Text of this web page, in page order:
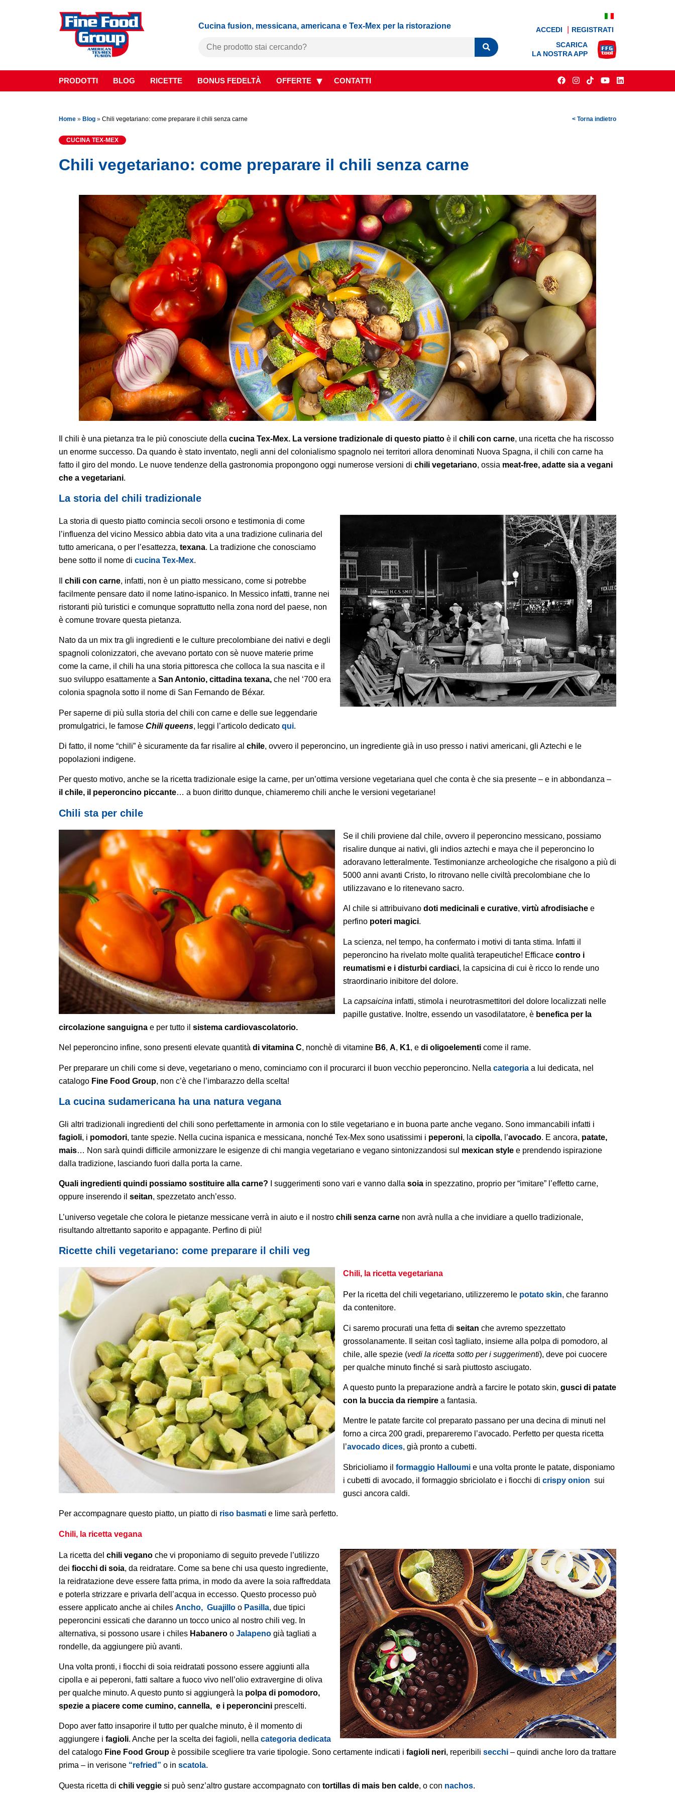
Cucina fusion, messicana, americana e Tex-Mex per la ristorazione ACCEDI
REGISTRATI
SCARICA
LA NOSTRA APP
PRODOTTI BLOG RICETTE BONUS FEDELTÀ OFFERTE CONTATTI
Home » Blog » Chili vegetariano: come preparare il chili senza carne < Torna indietro
CUCINA TEX-MEX
Chili vegetariano: come preparare il chili senza carne
Il chili è una pietanza tra le più conosciute della cucina Tex-Mex. La versione tradizionale di questo piatto è il chili con carne, una ricetta che ha riscosso
un enorme successo. Da quando è stato inventato, negli anni del colonialismo spagnolo nei territori allora denominati Nuova Spagna, il chili con carne ha
fatto il giro del mondo. Le nuove tendenze della gastronomia propongono oggi numerose versioni di chili vegetariano, ossia meat-free, adatte sia a vegani
che a vegetariani.
La storia del chili tradizionale
La storia di questo piatto comincia secoli orsono e testimonia di come
l’influenza del vicino Messico abbia dato vita a una tradizione culinaria del
tutto americana, o per l’esattezza, texana. La tradizione che conosciamo
bene sotto il nome di cucina Tex-Mex.
chili con carne, infatti, non è un piatto messicano, come si potrebbe
facilmente pensare dato il nome latino-ispanico. In Messico infatti, tranne nei
ristoranti più turistici e comunque soprattutto nella zona nord del paese, non
è comune trovare questa pietanza.
Nato da un mix tra gli ingredienti e le culture precolombiane dei nativi e degli
spagnoli colonizzatori, che avevano portato con sè nuove materie prime
come la carne, il chili ha una storia pittoresca che colloca la sua nascita e il
suo sviluppo esattamente a San Antonio, cittadina texana, che nel ‘700 era
colonia spagnola sotto il nome di San Fernando de Béxar.
Per saperne di più sulla storia del chili con carne e delle sue leggendarie
promulgatrici, le famose Chili queens, leggi l’articolo dedicato qui.
Di fatto, il nome “chili” è sicuramente da far risalire al chile, ovvero il peperoncino, un ingrediente già in uso presso i nativi americani, gli Aztechi e le
popolazioni indigene.
Per questo motivo, anche se la ricetta tradizionale esige la carne, per un’ottima versione vegetariana quel che conta è che sia presente – e in abbondanza –
il chile, il peperoncino piccante… a buon diritto dunque, chiameremo chili anche le versioni vegetariane!
Chili sta per chile
Se il chili proviene dal chile, ovvero il peperoncino messicano, possiamo
risalire dunque ai nativi, gli indios aztechi e maya che il peperoncino lo
adoravano letteralmente. Testimonianze archeologiche che risalgono a più di
5000 anni avanti Cristo, lo ritrovano nelle civiltà precolombiane che lo
utilizzavano e lo ritenevano sacro.
Al chile si attribuivano doti medicinali e curative, virtù afrodisiache e
perfino poteri magici.
La scienza, nel tempo, ha confermato i motivi di tanta stima. Infatti il
peperoncino ha rivelato molte qualità terapeutiche! Efficace contro i
reumatismi e i disturbi cardiaci, la capsicina di cui è ricco lo rende uno
straordinario inibitore del dolore.
La capsaicina infatti, stimola i neurotrasmettitori del dolore localizzati nelle
papille gustative. Inoltre, essendo un vasodilatatore, è benefica per la
circolazione sanguigna e per tutto il sistema cardiovascolatorio.
Nel peperoncino infine, sono presenti elevate quantità di vitamina C, nonchè di vitamine B6, A, K1, e di oligoelementi come il rame.
Per preparare un chili come si deve, vegetariano o meno, cominciamo con il procurarci il buon vecchio peperoncino. Nella categoria a lui dedicata, nel
catalogo Fine Food Group, non c’è che l’imbarazzo della scelta!
La cucina sudamericana ha una natura vegana
Gli altri tradizionali ingredienti del chili sono perfettamente in armonia con lo stile vegetariano e in buona parte anche vegano. Sono immancabili infatti i
fagioli, i pomodori, tante spezie. Nella cucina ispanica e messicana, nonché Tex-Mex sono usatissimi i peperoni, la cipolla, l’avocado. E ancora, patate,
mais… Non sarà quindi difficile armonizzare le esigenze di chi mangia vegetariano e vegano sintonizzandosi sul mexican style e prendendo ispirazione
dalla tradizione, lasciando fuori dalla porta la carne.
Quali ingredienti quindi possiamo sostituire alla carne? I suggerimenti sono vari e vanno dalla soia in spezzatino, proprio per “imitare” l’effetto carne,
oppure inserendo il seitan, spezzetato anch’esso.
L’universo vegetale che colora le pietanze messicane verrà in aiuto e il nostro chili senza carne non avrà nulla a che invidiare a quello tradizionale,
risultando altrettanto saporito e appagante. Perfino di più!
Ricette chili vegetariano: come preparare il chili veg
Chili, la ricetta vegetariana
Per la ricetta del chili vegetariano, utilizzeremo le potato skin, che faranno
da contenitore.
Ci saremo procurati una fetta di seitan che avremo spezzettato
grossolanamente. Il seitan così tagliato, insieme alla polpa di pomodoro, al
chile, alle spezie (vedi la ricetta sotto per i suggerimenti), deve poi cuocere
per qualche minuto finché si sarà piuttosto asciugato.
A questo punto la preparazione andrà a farcire le potato skin, gusci di patate
con la buccia da riempire a fantasia.
Mentre le patate farcite col preparato passano per una decina di minuti nel
forno a circa 200 gradi, prepareremo l’avocado. Perfetto per questa ricetta
l’avocado dices, già pronto a cubetti.
Sbricioliamo il formaggio Halloumi e una volta pronte le patate, disponiamo
i cubetti di avocado, il formaggio sbriciolato e i fiocchi di crispy onion sui
gusci ancora caldi.
Per accompagnare questo piatto, un piatto di riso basmati e lime sarà perfetto.
Chili, la ricetta vegana
La ricetta del chili vegano che vi proponiamo di seguito prevede l’utilizzo
dei fiocchi di soia, da reidratare. Come sa bene chi usa questo ingrediente,
la reidratazione deve essere fatta prima, in modo da avere la soia raffreddata
e poterla strizzare e privarla dell’acqua in eccesso. Questo processo può
essere applicato anche ai chiles Ancho, Guajillo o Pasilla, due tipici
peperoncini essicati che daranno un tocco unico al nostro chili veg. In
alternativa, si possono usare i chiles Habanero o Jalapeno già tagliati a
rondelle, da aggiungere più avanti.
Una volta pronti, i fiocchi di soia reidratati possono essere aggiunti alla
cipolla e ai peperoni, fatti saltare a fuoco vivo nell’olio extravergine di oliva
per qualche minuto. A questo punto si aggiungerà la polpa di pomodoro,
spezie a piacere come cumino, cannella, e i peperoncini prescelti.
Dopo aver fatto insaporire il tutto per qualche minuto, è il momento di
aggiungere i fagioli. Anche per la scelta dei fagioli, nella categoria dedicata
del catalogo Fine Food Group è possibile scegliere tra varie tipologie. Sono certamente indicati i fagioli neri, reperibili secchi – quindi anche loro da trattare
prima – in verisone “refried” o in scatola.
Questa ricetta di chili veggie si può senz’altro gustare accompagnato con tortillas di mais ben calde, o con nachos.